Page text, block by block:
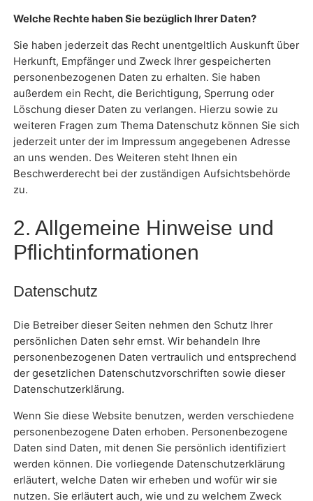
Welche Rechte haben Sie bezüglich Ihrer Daten?
Sie haben jederzeit das Recht unentgeltlich Auskunft über
Herkunft, Empfänger und Zweck Ihrer gespeicherten
personenbezogenen Daten zu erhalten. Sie haben
außerdem ein Recht, die Berichtigung, Sperrung oder
Löschung dieser Daten zu verlangen. Hierzu sowie zu
weiteren Fragen zum Thema Datenschutz können Sie sich
jederzeit unter der im Impressum angegebenen Adresse
an uns wenden. Des Weiteren steht Ihnen ein
Beschwerderecht bei der zuständigen Aufsichtsbehörde
zu.
2. Allgemeine Hinweise und
Pflichtinformationen
Datenschutz
Die Betreiber dieser Seiten nehmen den Schutz Ihrer
persönlichen Daten sehr ernst. Wir behandeln Ihre
personenbezogenen Daten vertraulich und entsprechend
der gesetzlichen Datenschutzvorschriften sowie dieser
Datenschutzerklärung.
Wenn Sie diese Website benutzen, werden verschiedene
personenbezogene Daten erhoben. Personenbezogene
Daten sind Daten, mit denen Sie persönlich identifiziert
werden können. Die vorliegende Datenschutzerklärung
erläutert, welche Daten wir erheben und wofür wir sie
nutzen. Sie erläutert auch, wie und zu welchem Zweck